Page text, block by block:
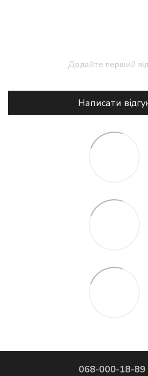
Додайте перший
Написати
068-000-18-89